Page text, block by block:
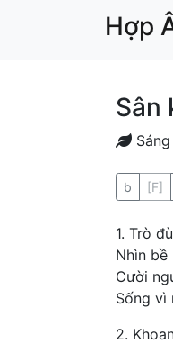
Hợp
Sân
b [F]
1. Trò
Nhìn
Cười
Sống vì
2.